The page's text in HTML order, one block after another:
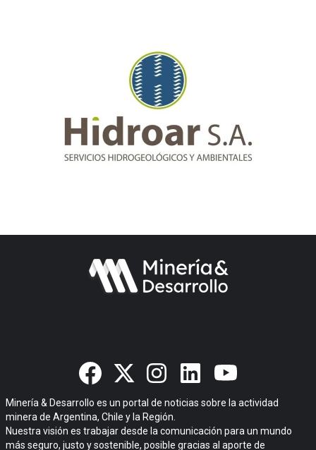
Minería & Desarrollo es un portal de noticias sobre la actividad
minera de Argentina, Chile y la Región.
Nuestra visión es trabajar desde la comunicación para un mundo
más seguro, justo y sostenible, posible gracias al aporte de